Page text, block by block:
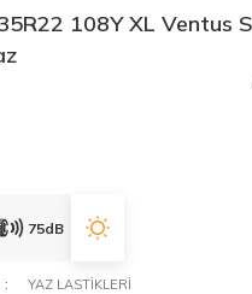
108Y XL Ventus
75dB
YAZ LASTİKLERİ